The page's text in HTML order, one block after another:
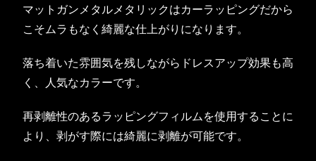
マットガンメタルメタリックはカーラッピングだから
こそムラもなく綺麗な仕上がりになります。
落ち着いた雰囲気を残しながらドレスアップ効果も高
く、人気なカラーです。
再剥離性のあるラッピングフィルムを使用することに
より、剥がす際には綺麗に剥離が可能です。